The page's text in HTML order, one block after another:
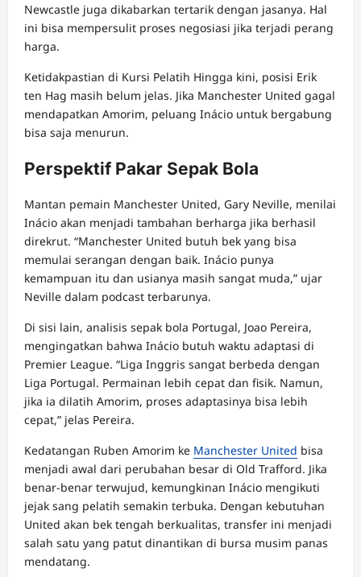
Newcastle juga dikabarkan tertarik dengan jasanya. Hal
ini bisa mempersulit proses negosiasi jika terjadi perang
harga.
Ketidakpastian di Kursi Pelatih Hingga kini, posisi Erik
ten Hag masih belum jelas. Jika Manchester United gagal
mendapatkan Amorim, peluang Inácio untuk bergabung
bisa saja menurun.
Perspektif Pakar Sepak Bola
Mantan pemain Manchester United, Gary Neville, menilai
Inácio akan menjadi tambahan berharga jika berhasil
direkrut. “Manchester United butuh bek yang bisa
memulai serangan dengan baik. Inácio punya
kemampuan itu dan usianya masih sangat muda,” ujar
Neville dalam podcast terbarunya.
Di sisi lain, analisis sepak bola Portugal, Joao Pereira,
mengingatkan bahwa Inácio butuh waktu adaptasi di
Premier League. “Liga Inggris sangat berbeda dengan
Liga Portugal. Permainan lebih cepat dan fisik. Namun,
jika ia dilatih Amorim, proses adaptasinya bisa lebih
cepat,” jelas Pereira.
Kedatangan Ruben Amorim ke Manchester United bisa
menjadi awal dari perubahan besar di Old Trafford. Jika
benar-benar terwujud, kemungkinan Inácio mengikuti
jejak sang pelatih semakin terbuka. Dengan kebutuhan
United akan bek tengah berkualitas, transfer ini menjadi
salah satu yang patut dinantikan di bursa musim panas
mendatang.